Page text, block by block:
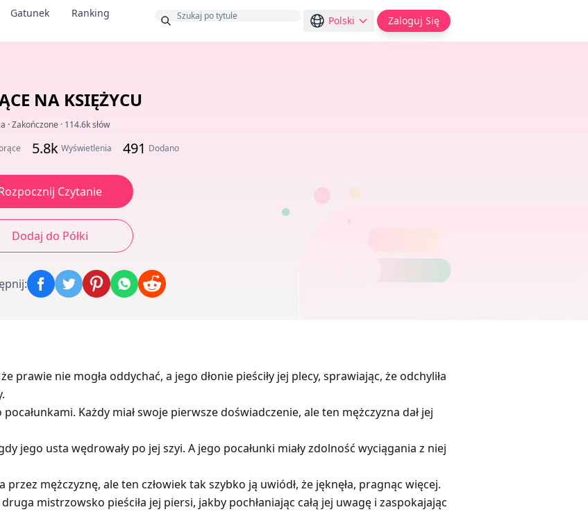
Gatunek
Ranking
Polski Zaloguj Się
NA KSIĘŻYCU
·Zakończone · 114.6k słów
5.8k Wyświetlenia 491 Dodano
Czytanie
Dodaj do Półki
:
prawie nie mogła oddychać, a jego dłonie pieściły jej plecy, sprawiając, że odchyliła
Każdy miał swoje pierwsze doświadczenie, ale ten mężczyzna dał jej
jego usta wędrowały po jej szyi. A jego pocałunki miały zdolność wyciągania z niej
mężczyznę, ale ten człowiek tak szybko ją uwiódł, że jęknęła, pragnąc więcej.
mistrzowsko pieściła jej piersi, jakby pochłaniając całą jej uwagę i zaspokajając